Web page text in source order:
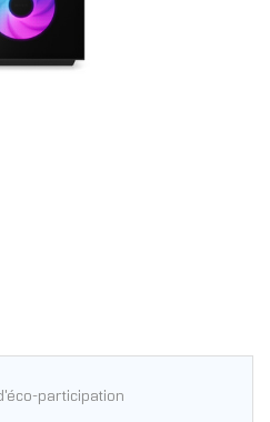
participation